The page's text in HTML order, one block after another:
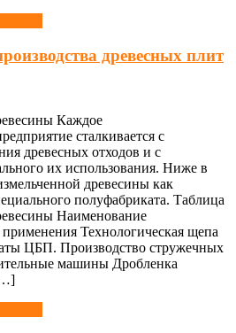
древесных плит
Каждое
сталкивается с
древесных отходов и с
их использования. Ниже в
древесины как
полуфабриката. Таблица
Наименование
Технологическая щепа
ЦБП. Производство стружечных
машины Дробленка